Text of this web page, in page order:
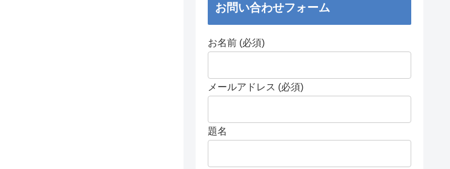
お問い合わせフォーム
お名前 (必須)
メールアドレス (必須)
題名